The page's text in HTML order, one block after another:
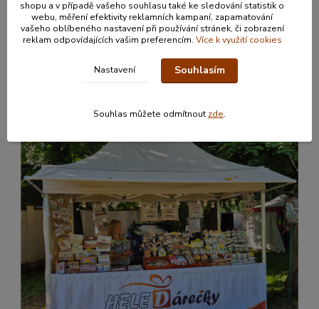
O nás
Jak nakupovat
shopu a v případě vašeho souhlasu také ke sledování statistik o
webu, měření efektivity reklamních kampaní, zapamatování
vašeho oblíbeného nastavení při používání stránek, či zobrazení
reklam odpovídajících vašim preferencím. Více k využití cookies
Nastavení Souhlasím
Souhlas můžete odmítnout zde.